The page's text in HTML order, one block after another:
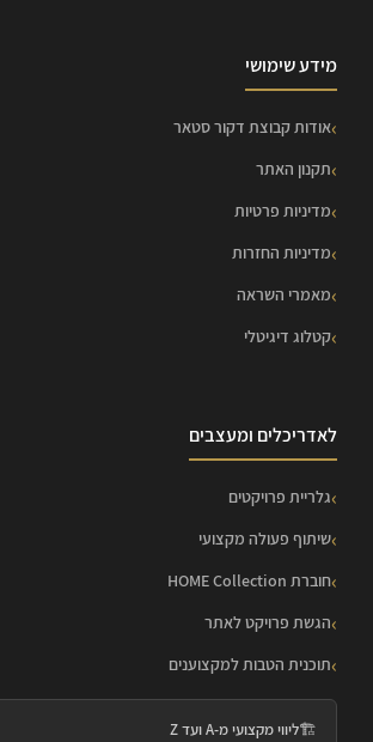
מידע שימושי
אודות קבוצת דקור סטאר
תקנון האתר
מדיניות פרטיות
מדיניות החזרות
מאמרי השראה
קטלוג דיגיטלי
לאדריכלים ומעצבים
גלריית פרויקטים
שיתוף פעולה מקצועי
חוברת HOME Collection
הגשת פרויקט לאתר
תוכנית הטבות למקצוענים
🏗️ליווי מקצועי מ-A ועד Z